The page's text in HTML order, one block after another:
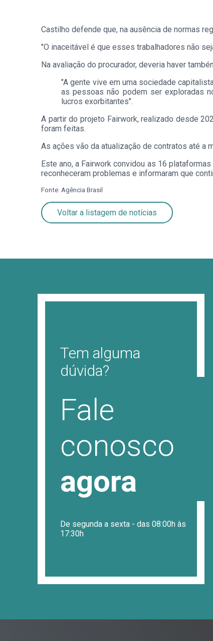
Castilho defende que, na ausência de normas
"O inaceitável é que esses trabalhadores não
Na avaliação do procurador, deveria haver
"A gente vive em uma sociedade
as pessoas não podem ser exploradas
lucros exorbitantes".
A partir do projeto Fairwork, realizado desde
foram feitas.
As ações vão da atualização de contratos até a
Este ano, a Fairwork convidou as 16
reconheceram problemas e informaram que
Fonte: Agência Brasil
Voltar a listagem de notícias
Tem alguma
dúvida?
Fale
conosco
agora
De segunda a sexta - das 08:00h às
17:30h